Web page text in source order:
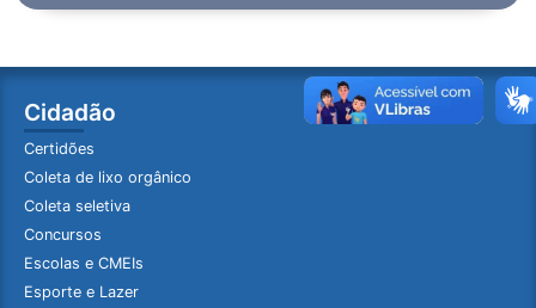
Cidadão
Certidões
Coleta de lixo orgânico
Coleta seletiva
Concursos
Escolas e CMEIs
Esporte e Lazer